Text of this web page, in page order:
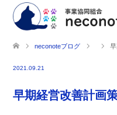
neconoteブログ
2021.09.21
早期経営改善計画